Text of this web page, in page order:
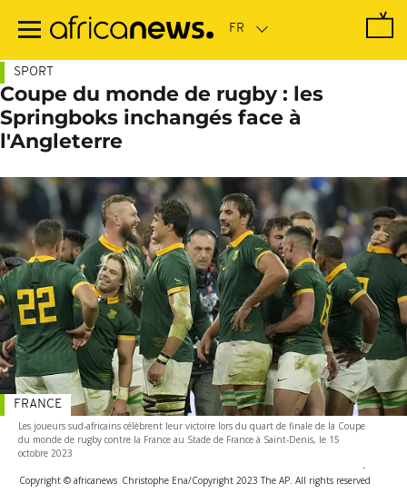
contenu
SPORT
Coupe du monde de rugby : les
Springboks inchangés face à
l'Angleterre
Les joueurs sud-africains célèbrent leur victoire lors du quart de finale de la Coupe
du monde de rugby contre la France au Stade de France à Saint-Denis, le 15
octobre 2023
-
Copyright © africanews Christophe Ena/Copyright 2023 The AP. All rights reserved
FRANCE